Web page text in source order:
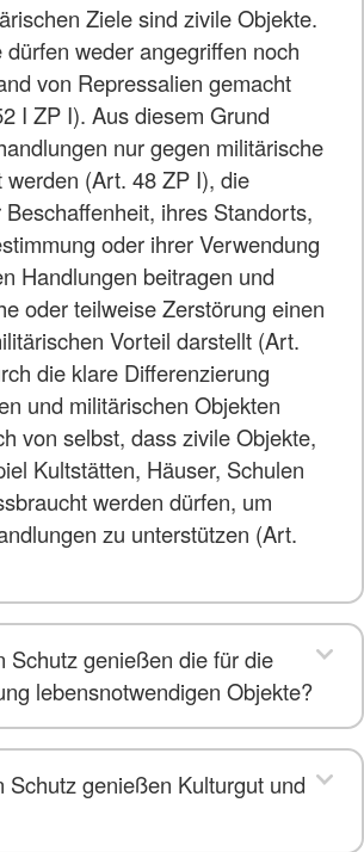
Ziele sind zivile Objekte.
dürfen weder angegriffen noch
von Repressalien gemacht
I ZP I). Aus diesem Grund
nur gegen militärische
werden (Art. 48 ZP I), die
ihres Standorts,
oder ihrer Verwendung
Handlungen beitragen und
oder teilweise Zerstörung einen
Vorteil darstellt (Art.
die klare Differenzierung
und militärischen Objekten
von selbst, dass zivile Objekte,
Kultstätten, Häuser, Schulen
werden dürfen, um
zu unterstützen (Art.
Schutz genießen die für die
lebensnotwendigen Objekte?
Schutz genießen Kulturgut und